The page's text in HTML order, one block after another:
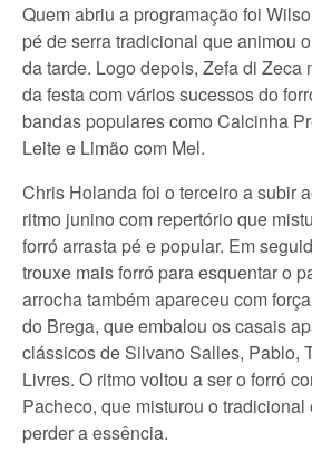
Quem abriu a programação foi
pé de serra tradicional que animou
da tarde. Logo depois, Zefa di Zeca
da festa com vários sucessos do
bandas populares como Calcinha
Leite e Limão com Mel.
Chris Holanda foi o terceiro a subir
ritmo junino com repertório que
forró arrasta pé e popular. Em
trouxe mais forró para esquentar o
arrocha também apareceu com
do Brega, que embalou os casais
clássicos de Silvano Salles, Pablo,
Livres. O ritmo voltou a ser o forró
Pacheco, que misturou o tradicional
perder a essência.